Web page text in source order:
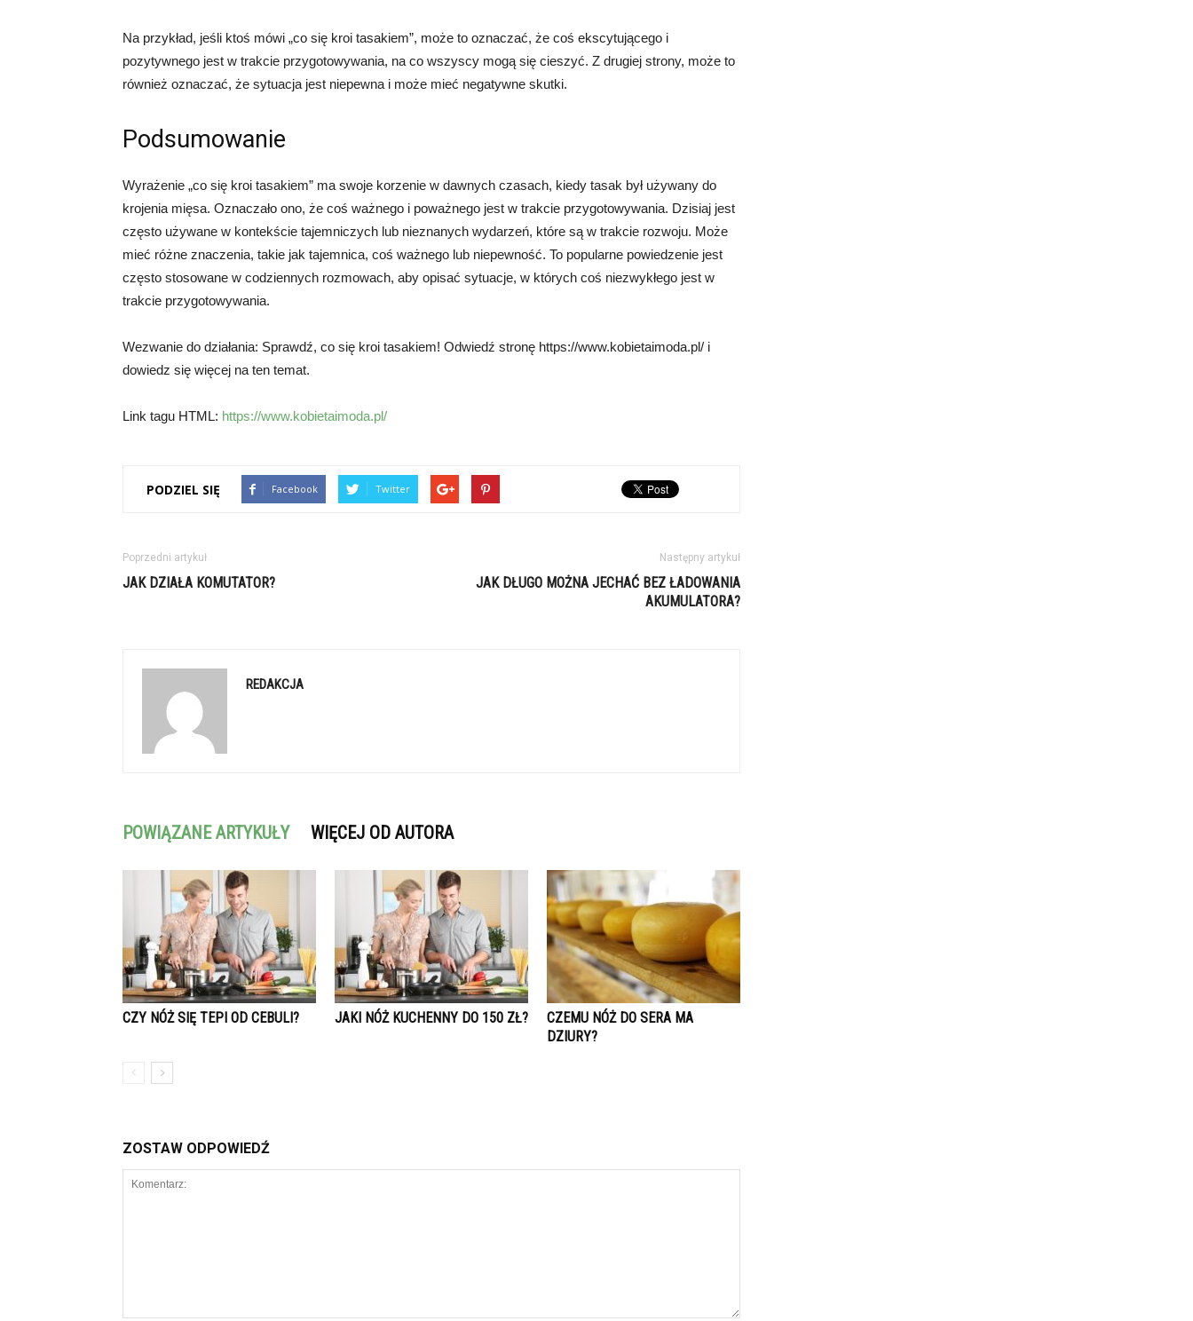
Na przykład, jeśli ktoś mówi „co się kroi tasakiem”, może to oznaczać, że coś ekscytującego i
pozytywnego jest w trakcie przygotowywania, na co wszyscy mogą się cieszyć. Z drugiej strony, może to
również oznaczać, że sytuacja jest niepewna i może mieć negatywne skutki.
Podsumowanie
Wyrażenie „co się kroi tasakiem” ma swoje korzenie w dawnych czasach, kiedy tasak był używany do
krojenia mięsa. Oznaczało ono, że coś ważnego i poważnego jest w trakcie przygotowywania. Dzisiaj jest
często używane w kontekście tajemniczych lub nieznanych wydarzeń, które są w trakcie rozwoju. Może
mieć różne znaczenia, takie jak tajemnica, coś ważnego lub niepewność. To popularne powiedzenie jest
często stosowane w codziennych rozmowach, aby opisać sytuacje, w których coś niezwykłego jest w
trakcie przygotowywania.
Wezwanie do działania: Sprawdź, co się kroi tasakiem! Odwiedź stronę https://www.kobietaimoda.pl/ i
dowiedz się więcej na ten temat.
Link tagu HTML: https://www.kobietaimoda.pl/
PODZIEL SIĘ Facebook Twitter
Poprzedni artykuł
JAK DZIAŁA KOMUTATOR?
Następny artykuł
JAK DŁUGO MOŻNA JECHAĆ BEZ ŁADOWANIA
AKUMULATORA?
REDAKCJA
POWIĄZANE ARTYKUŁY WIĘCEJ OD AUTORA
CZY NÓŻ SIĘ TEPI OD CEBULI? JAKI NÓŻ KUCHENNY DO 150 ZŁ?
CZEMU NÓŻ DO SERA MA
DZIURY?
ZOSTAW ODPOWIEDŹ